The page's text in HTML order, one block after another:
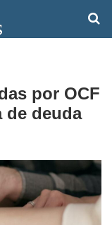
por OCF
de deuda